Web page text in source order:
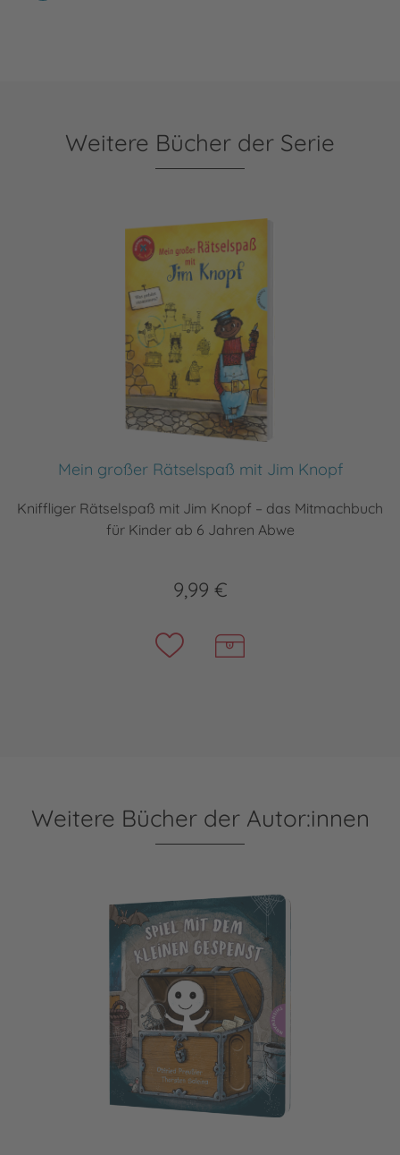
Weitere Bücher der Serie
Mein großer Rätselspaß mit Jim Knopf
Kniffliger Rätselspaß mit Jim Knopf – das Mitmachbuch
für Kinder ab 6 Jahren Abwe
9,99 €
Weitere Bücher der Autor:innen
Das kleine Gespenst: Spiel mit dem kleinen Gespenst